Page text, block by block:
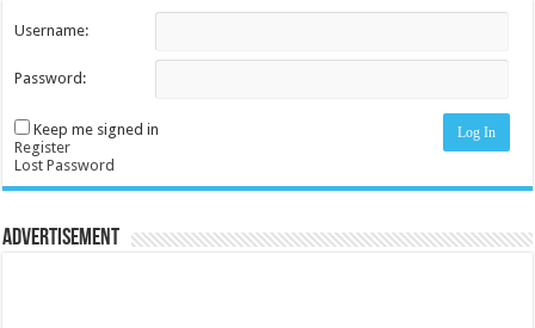
Username:
Password:
Keep me signed in Log In
Register
Lost Password
Advertisement